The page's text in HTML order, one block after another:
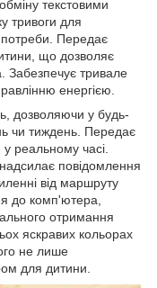
текстовими
тривоги для
потреби. Передає
що дозволяє
Забезпечує тривале
енергією.
дозволяючи у будь-
чи тиждень. Передає
реальному часі.
повідомлення
від маршруту
до комп'ютера,
отримання
яскравих кольорах
не лише
для дитини.